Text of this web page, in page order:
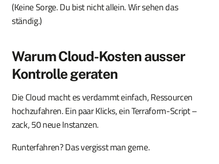
(Keine Sorge. Du bist nicht allein. Wir sehen das
ständig.)
Warum Cloud-Kosten ausser
Kontrolle geraten
Die Cloud macht es verdammt einfach, Ressourcen
hochzufahren. Ein paar Klicks, ein Terraform-Script –
zack, 50 neue Instanzen.
Runterfahren? Das vergisst man gerne.